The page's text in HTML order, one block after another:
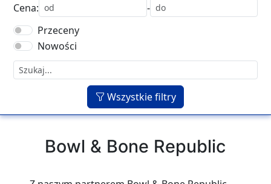
Cena:
-
Przeceny
Nowości
Wszystkie filtry
Bowl & Bone Republic